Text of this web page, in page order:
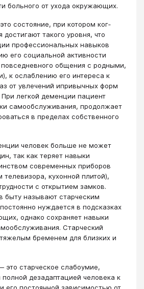
больного от ухода окружающих.
состояние, при котором ког­
такого уровня, что
профессиональных навыков
его социальной активности
общения с родными,
к ослаблению его интереса к
от увлечений ипривычных форм
При легкой деменции пациент
самообслуживания, продолжает
в пределах собственного
человек больше не может
так как теряет навыки
современных приборов
телевизора, кухонной плитой),
с открытием замков.
быту называют старческим
нуждается в подсказках
однако сохраняет навыки
Старческий
бременем для близких и
старческое слабоумие,
дезадаптацией человека к